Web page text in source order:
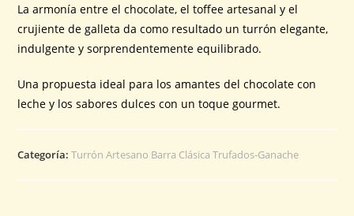
La armonía entre el chocolate, el toffee artesanal y el
crujiente de galleta da como resultado un turrón elegante,
indulgente y sorprendentemente equilibrado.
Una propuesta ideal para los amantes del chocolate con
leche y los sabores dulces con un toque gourmet.
Categoría:Turrón Artesano Barra Clásica Trufados-Ganache